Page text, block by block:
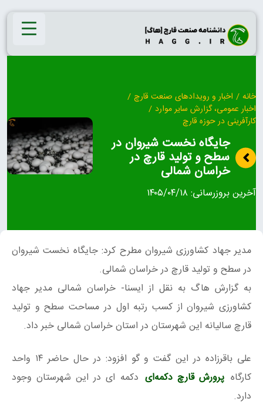
Skip
content
خانه / اخبار و رویدادهای صنعت قارچ /
اخبار عمومی، گزارش سایر موارد /
کارآفرینی در حوزه قارچ
جایگاه نخست شیروان در
سطح و تولید قارچ در
خراسان شمالی
آخرین بروزرسانی:۱۴۰۵/۰۴/۱۸
مدیر جهاد کشاورزی شیروان مطرح کرد: جایگاه نخست شیروان
در سطح و تولید قارچ در خراسان شمالی.
به گزارش هاگ به نقل از ایسنا- خراسان شمالی مدیر جهاد
کشاورزی شیروان از کسب رتبه اول در مساحت سطح و تولید
قارچ سالیانه این شهرستان در استان خراسان شمالی خبر داد.
علی باقرزاده در این گفت و گو افزود: در حال حاضر ۱۴ واحد
کارگاه پرورش قارچ دکمه‌ای دکمه ای در این شهرستان وجود
دارد.